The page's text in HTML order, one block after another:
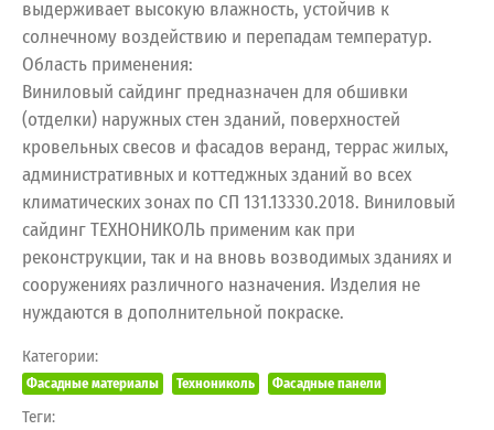
выдерживает высокую влажность, устойчив к
солнечному воздействию и перепадам температур.
Область применения:
Виниловый сайдинг предназначен для обшивки
(отделки) наружных стен зданий, поверхностей
кровельных свесов и фасадов веранд, террас жилых,
административных и коттеджных зданий во всех
климатических зонах по СП 131.13330.2018. Виниловый
сайдинг ТЕХНОНИКОЛЬ применим как при
реконструкции, так и на вновь возводимых зданиях и
сооружениях различного назначения. Изделия не
нуждаются в дополнительной покраске.
Категории:
Фасадные материалы Технониколь Фасадные панели
Теги: